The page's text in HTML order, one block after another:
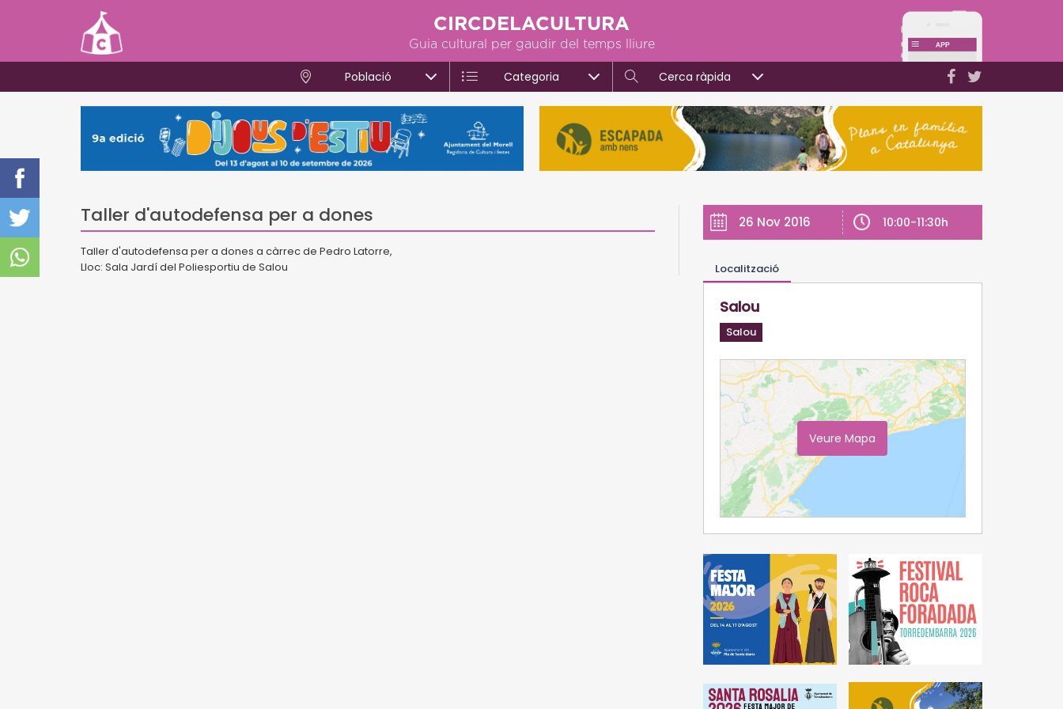
CIRCDELACULTURA
Guia cultural per gaudir del temps lliure
Població Categoria Cerca ràpida
Taller d'autodefensa per a dones
Taller d'autodefensa per a dones a càrrec de Pedro Latorre,
Lloc: Sala Jardí del Poliesportiu de Salou
26 Nov 2016 10:00-11:30h
Localització
Salou
Salou
Veure Mapa